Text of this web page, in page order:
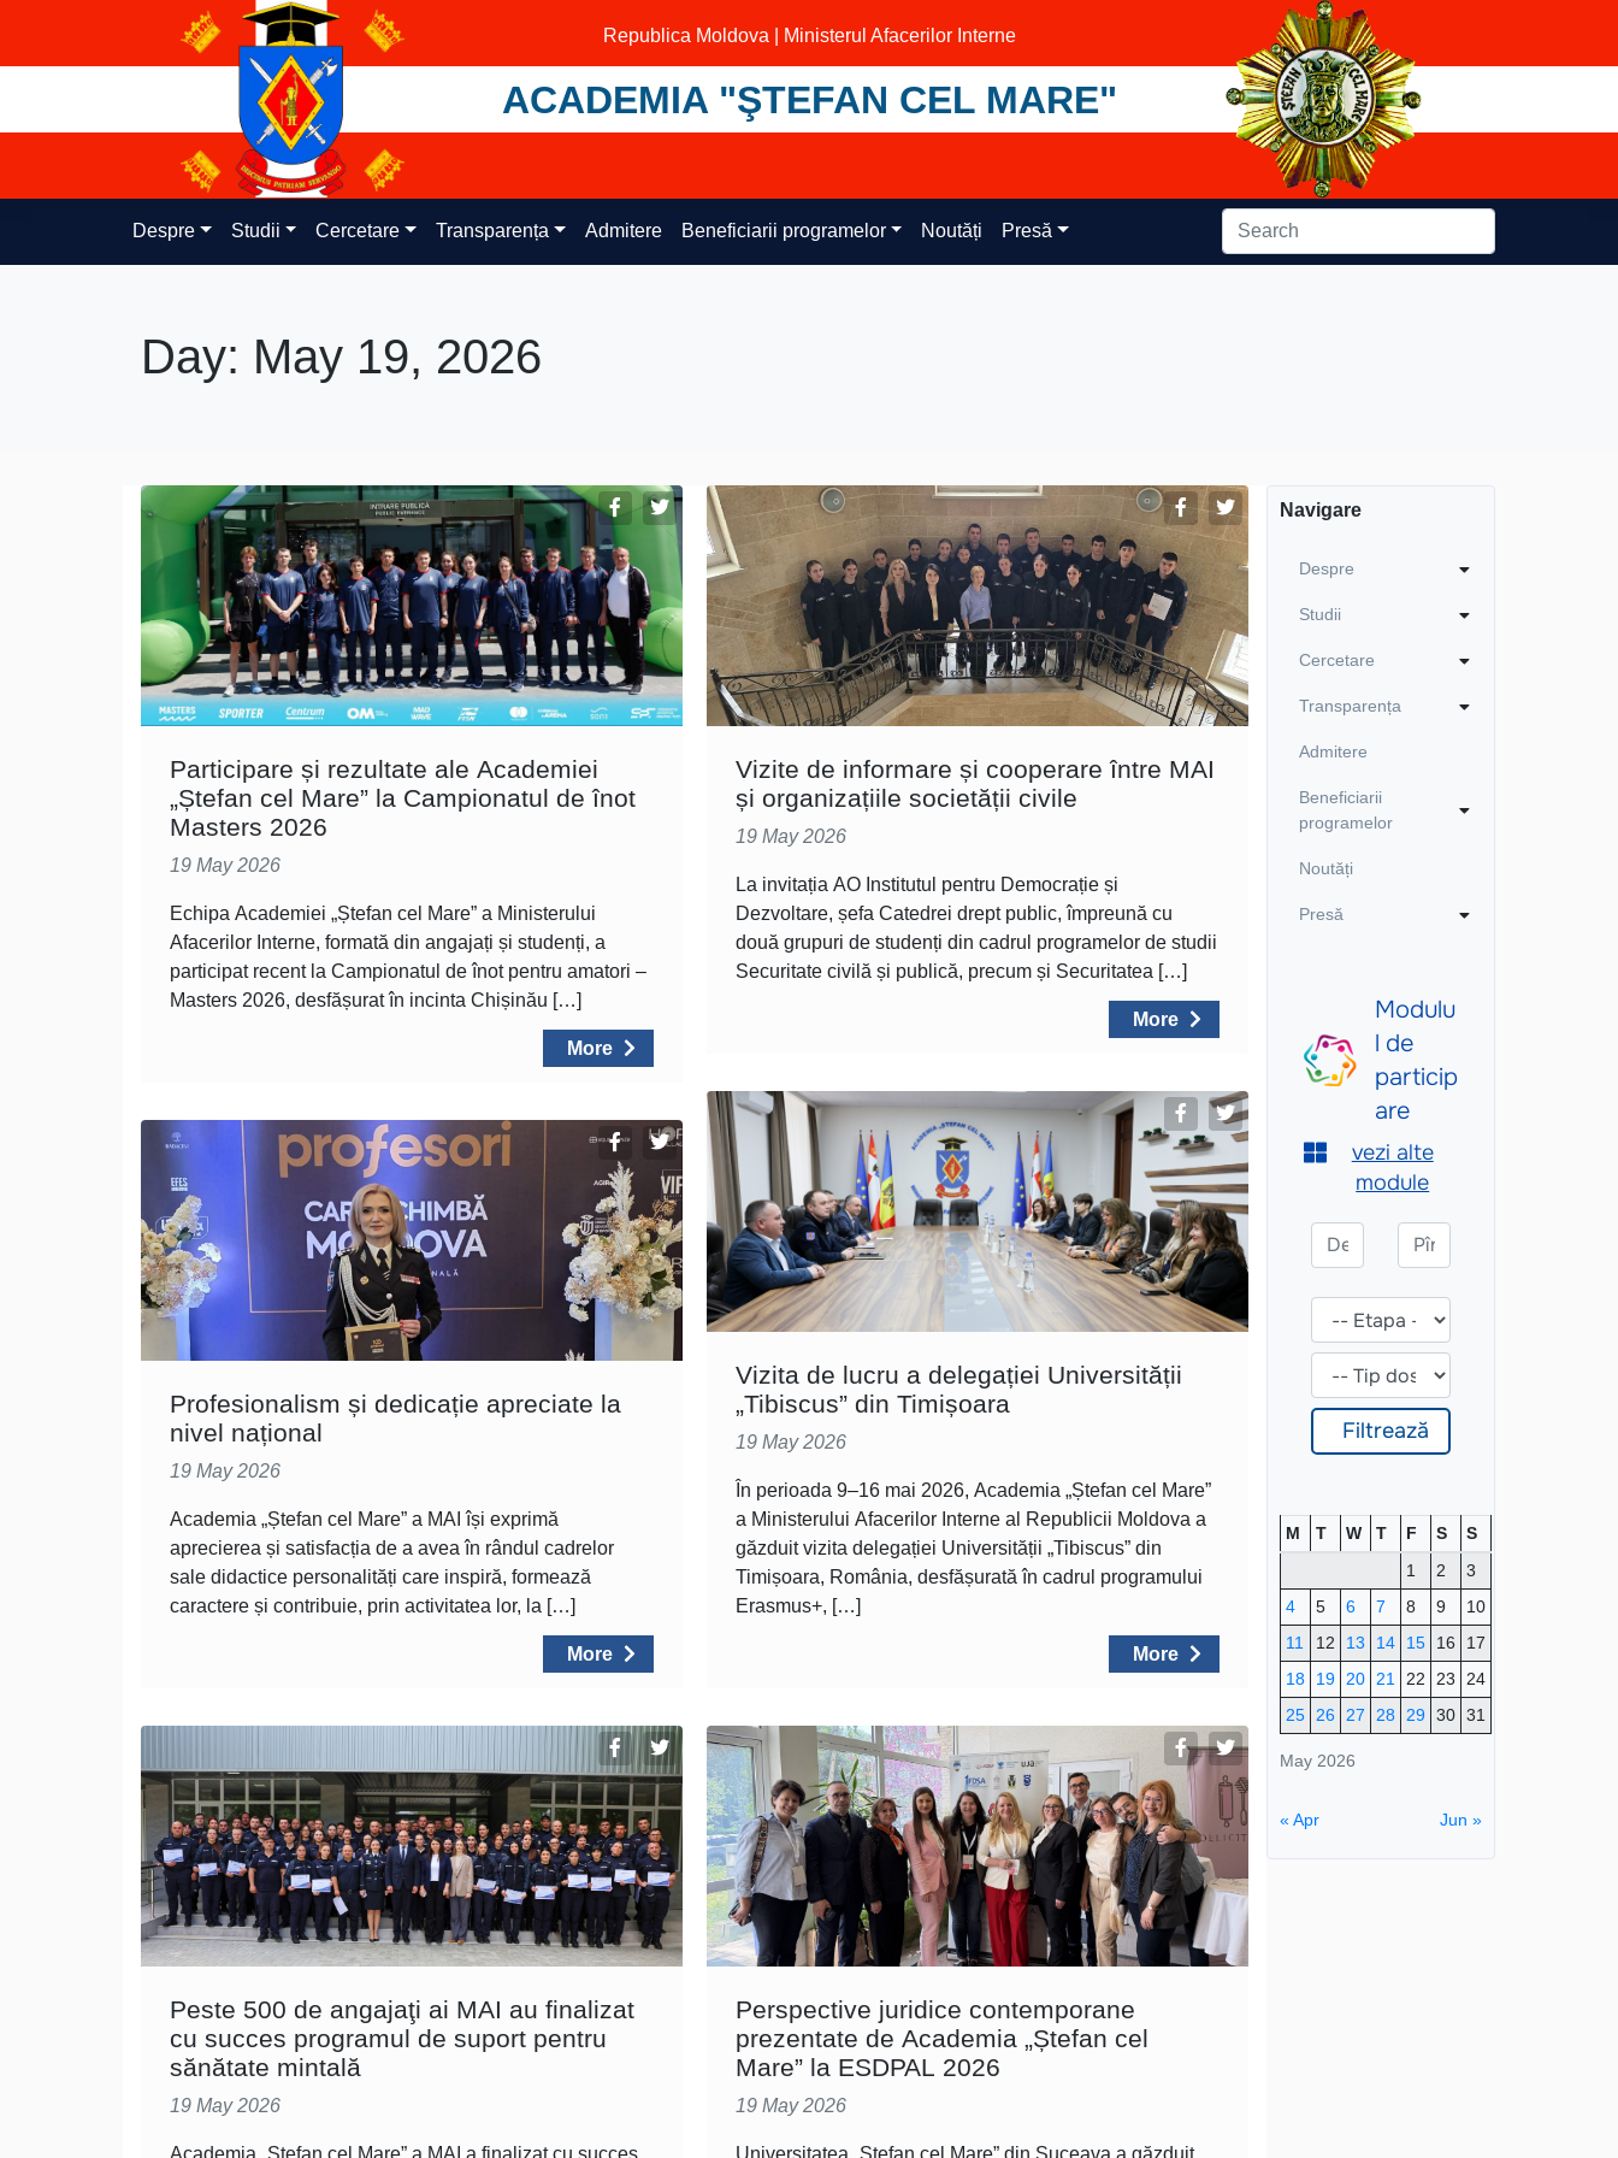
content
Republica Moldova | Ministerul Afacerilor Interne
ACADEMIA "ŞTEFAN CEL MARE"
Despre Studii Cercetare Transparența Admitere Beneficiarii programelor Noutăți Presă
Day: May 19, 2026
Participare și rezultate ale Academiei
„Ștefan cel Mare” la Campionatul de înot
Masters 2026
19 May 2026
Echipa Academiei „Ștefan cel Mare” a Ministerului
Afacerilor Interne, formată din angajați și studenți, a
participat recent la Campionatul de înot pentru amatori –
Masters 2026, desfășurat în incinta Chișinău […]
More
Profesionalism și dedicație apreciate la
nivel național
19 May 2026
Academia „Ștefan cel Mare” a MAI își exprimă
aprecierea și satisfacția de a avea în rândul cadrelor
sale didactice personalități care inspiră, formează
caractere și contribuie, prin activitatea lor, la […]
More
Peste 500 de angajaţi ai MAI au finalizat
cu succes programul de suport pentru
sănătate mintală
19 May 2026
Academia „Ștefan cel Mare” a MAI a finalizat cu succes
Vizite de informare și cooperare între MAI
și organizațiile societății civile
19 May 2026
La invitația AO Institutul pentru Democrație și
Dezvoltare, șefa Catedrei drept public, împreună cu
două grupuri de studenți din cadrul programelor de studii
Securitate civilă și publică, precum și Securitatea […]
More
Vizita de lucru a delegației Universității
„Tibiscus” din Timișoara
19 May 2026
În perioada 9–16 mai 2026, Academia „Ștefan cel Mare”
a Ministerului Afacerilor Interne al Republicii Moldova a
găzduit vizita delegației Universității „Tibiscus” din
Timișoara, România, desfășurată în cadrul programului
Erasmus+, […]
More
Perspective juridice contemporane
prezentate de Academia „Ștefan cel
Mare” la ESDPAL 2026
19 May 2026
Universitatea „Ștefan cel Mare” din Suceava a găzduit
Navigare
Despre
Studii
Cercetare
Transparența
Admitere
Beneficiarii
programelor
Noutăți
Presă
May 2026
M T W T F S
S
1
2
3
4
5 6 7 8 9
10
11
12 13 14 15 16
17
18
19 20 21 22 23
24
25
26 27 28 29 30 31
« Apr Jun »